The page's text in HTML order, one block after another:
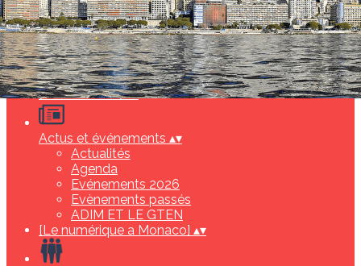
Ajoutez un logo, un bouton, des réseaux sociaux
Cliquez pour éditer
[L'association]▴▾
Actus et événements ▴▾
Actualités
Agenda
Evénements 2026
Evènements passés
ADIM ET LE GTEN
[Le numérique a Monaco] ▴▾